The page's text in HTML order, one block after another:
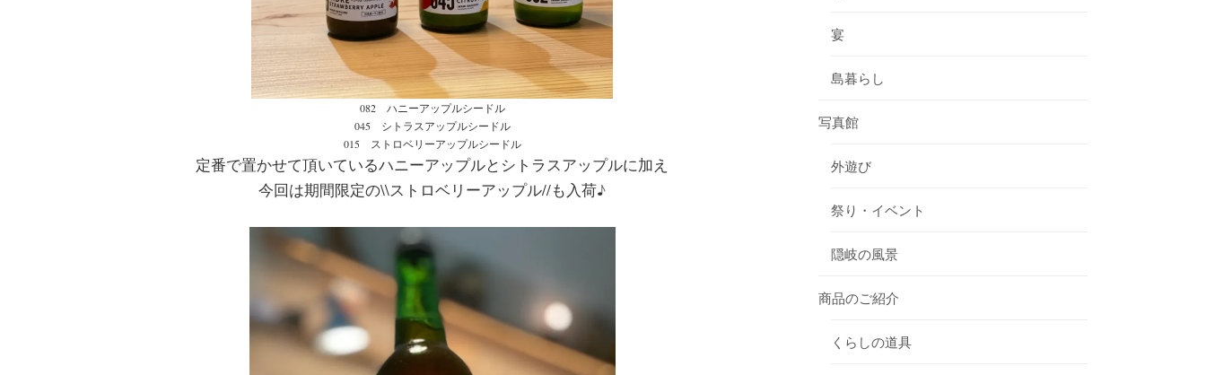
082 ハニーアップルシードル
045 シトラスアップルシードル
015 ストロベリーアップルシードル
定番で置かせて頂いているハニーアップルとシトラスアップルに加え
今回は期間限定の\\ストロベリーアップル//も入荷♪
宴
島暮らし
写真館
外遊び
祭り・イベント
隠岐の風景
商品のご紹介
くらしの道具